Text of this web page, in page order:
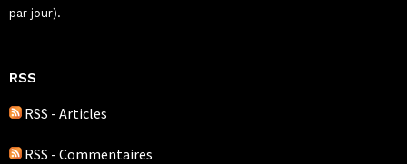
par jour).
RSS
RSS - Articles
RSS - Commentaires